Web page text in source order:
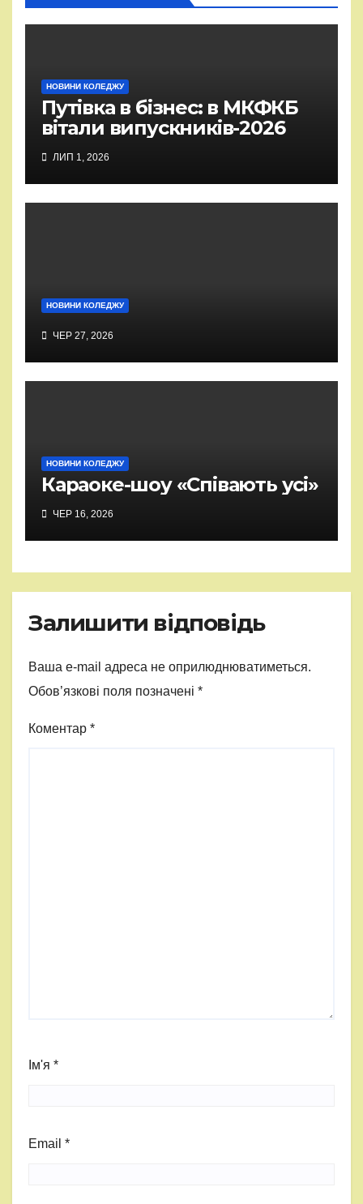
НОВИНИ КОЛЕДЖУ
Путівка в бізнес: в МКФКБ
вітали випускників-2026
ЛИП 1, 2026
НОВИНИ КОЛЕДЖУ
ЧЕР 27, 2026
НОВИНИ КОЛЕДЖУ
Караоке-шоу «Співають усі»
ЧЕР 16, 2026
Залишити відповідь
Ваша e-mail адреса не оприлюднюватиметься.
Обов’язкові поля позначені *
Коментар *
Ім'я *
Email *